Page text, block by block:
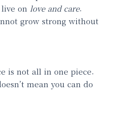
on love and care.
grow strong without
is not all in one piece.
mean you can do